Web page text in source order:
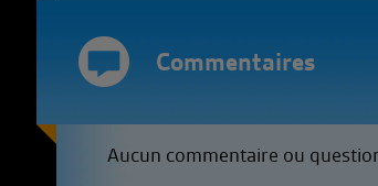
Commentaires
Aucun commentaire ou